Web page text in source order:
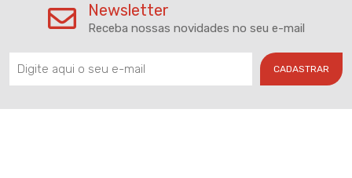
Newsletter
Receba nossas novidades no seu e-mail
CADASTRAR